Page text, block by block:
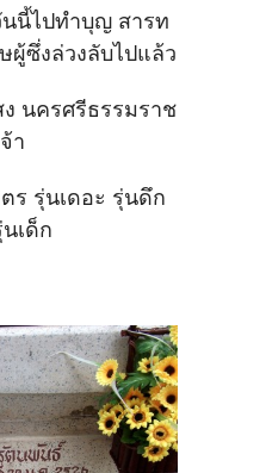
นนี้ไปทำบุญ สารท
ผู้ซึ่งล่วงลับไปแล้ว
นครศรีธรรมราช
า
ร รุ่นเดอะ รุ่นดึก
เด็ก